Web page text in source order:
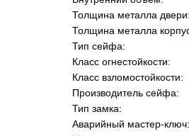
Толщина металла двери:
Толщина металла
Тип сейфа:
Класс огнестойкости:
Класс взломостойкости:
Производитель сейфа:
Тип замка:
Аварийный мастер-ключ: